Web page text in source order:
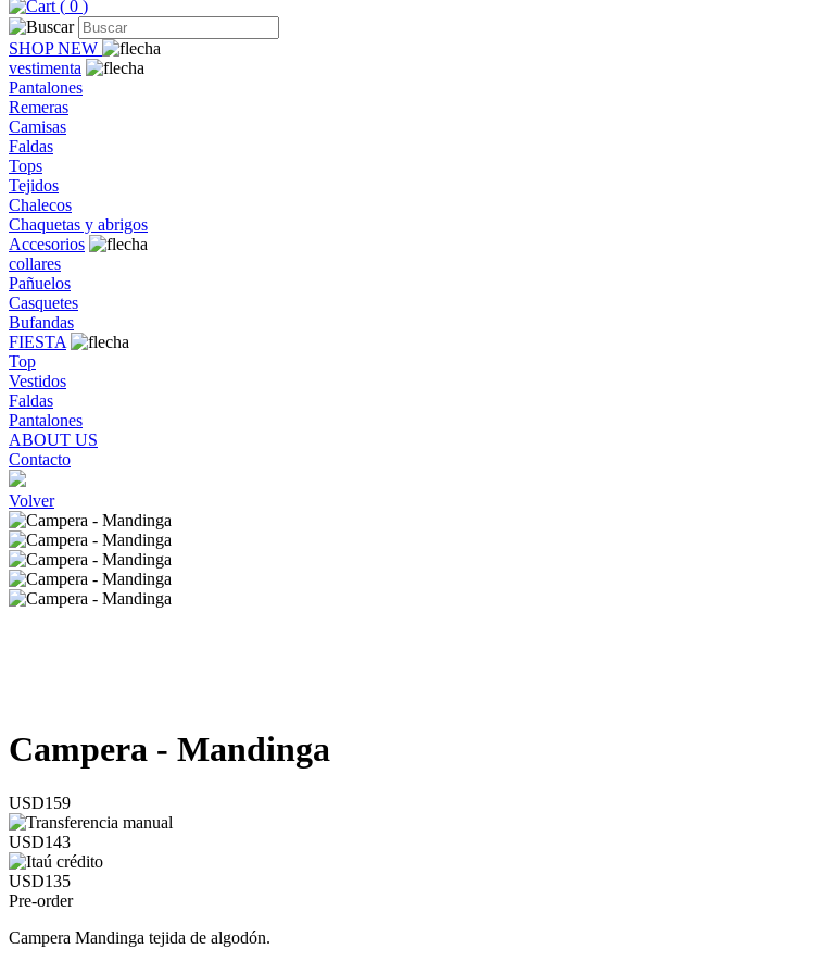
( 0 )
SHOP NEW
vestimenta
Pantalones
Remeras
Camisas
Faldas
Tops
Tejidos
Chalecos
Chaquetas y abrigos
Accesorios
collares
Pañuelos
Casquetes
Bufandas
FIESTA
Top
Vestidos
Faldas
Pantalones
ABOUT US
Contacto
Volver
Campera - Mandinga
USD159
USD143
USD135
Pre-order
Campera Mandinga tejida de algodón.